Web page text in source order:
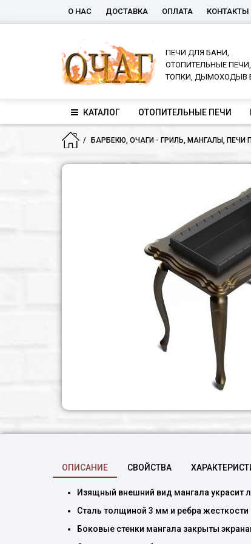
О НАС ДОСТАВКА ОПЛАТА КОНТАКТЫ
ПЕЧИ ДЛЯ БАНИ,
ОТОПИТЕЛЬНЫЕ
ТОПКИ, ДЫМОХОДЫВ
КАТАЛОГ ОТОПИТЕЛЬНЫЕ ПЕЧИ
БАРБЕКЮ, ОЧАГИ - ГРИЛЬ, МАНГАЛЫ, ПЕЧИ
ОПИСАНИЕ СВОЙСТВА
Изящный внешний вид мангала украсит
Сталь толщиной 3 мм и ребра
Боковые стенки мангала закрыты